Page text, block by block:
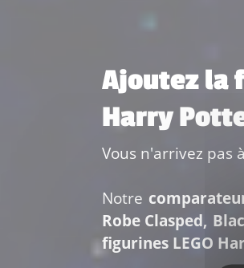
Ajoutez la
Harry
Vous n'arrivez pas
Notre
Robe Clasped,
figurines LEGO